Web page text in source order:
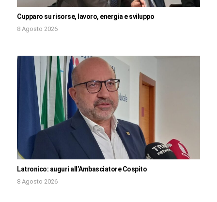
Cupparo su risorse, lavoro, energia e sviluppo
8 Agosto 2026
Latronico: auguri all’Ambasciatore Cospito
8 Agosto 2026